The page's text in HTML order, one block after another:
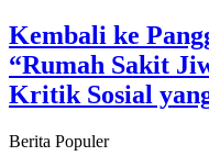
Kembali ke
“Rumah Sakit
Kritik Sosial
Berita Populer